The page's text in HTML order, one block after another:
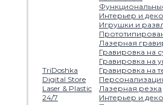
TriDoshka
Digital Store
Laser & Plastic
24/7
Интерьер и
Игрушки и
Лазерная
Гравировка на
Гравировка на
Гравировка на
Лазерная резка
Интерьер и